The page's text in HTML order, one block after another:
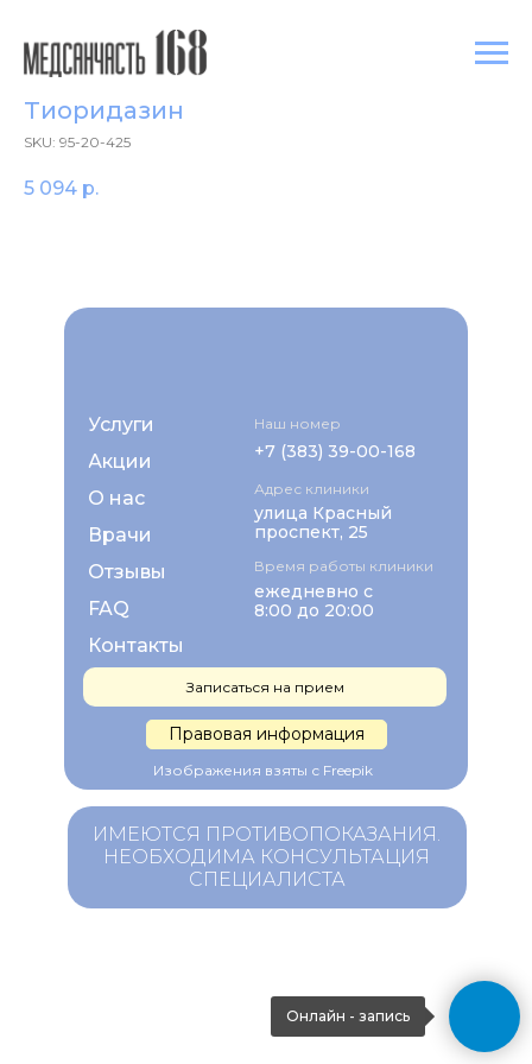
Тиоридазин
SKU: 95-20-425
5 094 р.
Услуги
Правовая информация
Акции
Врачи
О нас
+7 (383) 39-00-168
Отзывы
FAQ
Контакты
Наш номер
ежедневно с
8:00 до 20:00
Время работы клиники
Адрес клиники
улица Красный
проспект, 25
Записаться на прием
Изображения взяты с Freepik
ИМЕЮТСЯ ПРОТИВОПОКАЗАНИЯ.
НЕОБХОДИМА КОНСУЛЬТАЦИЯ
СПЕЦИАЛИСТА
Онлайн - запись